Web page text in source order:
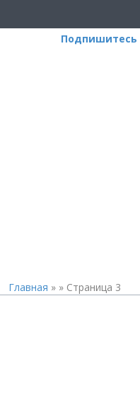
Подпишитесь
Главная » » Страница 3